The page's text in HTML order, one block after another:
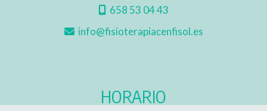
658 53 04 43
info
fisioterapiacenfisol.es
HORARIO